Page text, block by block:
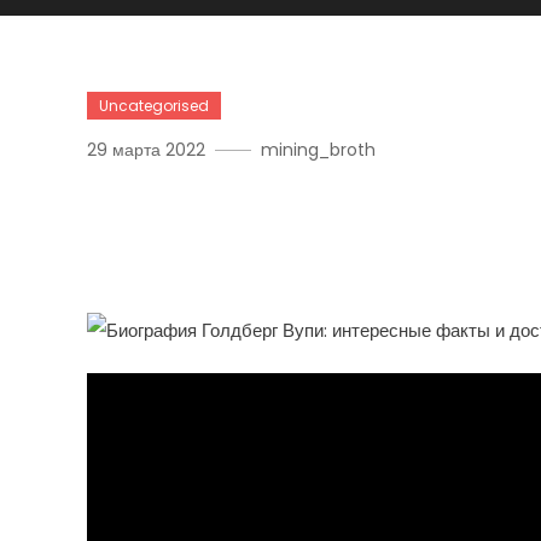
Uncategorised
29 марта 2022 mining_broth